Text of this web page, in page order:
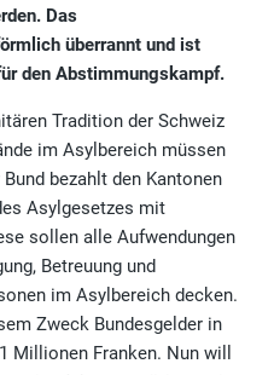
Das
überrannt und ist
den Abstimmungskampf.
Tradition der Schweiz
im Asylbereich müssen
bezahlt den Kantonen
Asylgesetzes mit
sollen alle Aufwendungen
Betreuung und
im Asylbereich decken.
Zweck Bundesgelder in
Millionen Franken. Nun will